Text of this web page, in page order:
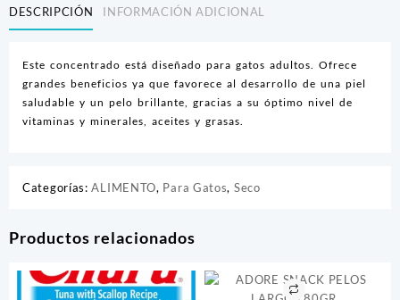
DESCRIPCIÓN INFORMACIÓN ADICIONAL
Este concentrado está diseñado para gatos adultos. Ofrece
grandes beneficios ya que favorece al desarrollo de una piel
saludable y un pelo brillante, gracias a su óptimo nivel de
vitaminas y minerales, aceites y grasas.
Categorías:ALIMENTO, Para Gatos, Seco
Productos relacionados